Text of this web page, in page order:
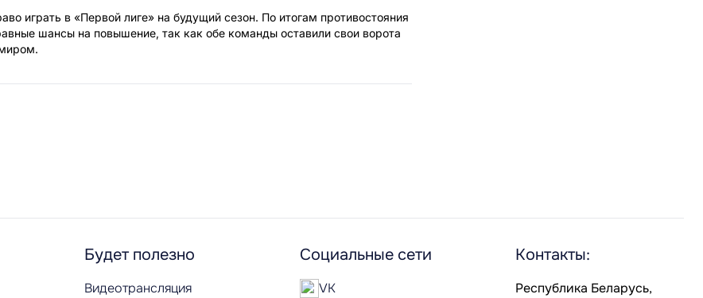
играть в «Первой лиге» на будущий сезон. По итогам противостояния
шансы на повышение, так как обе команды оставили свои ворота
Будет полезно
Видеотрансляция
Социальные сети
VK
Контакты:
Республика Беларусь,